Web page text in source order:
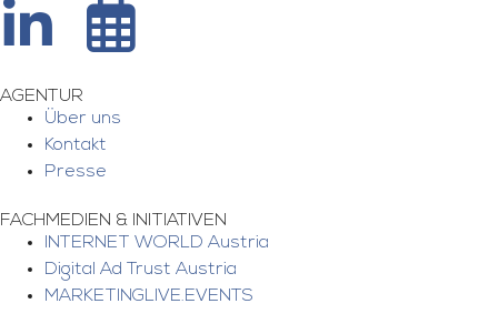
AGENTUR
Über uns
Kontakt
Presse
FACHMEDIEN & INITIATIVEN
INTERNET WORLD Austria
Digital Ad Trust Austria
MARKETINGLIVE.EVENTS